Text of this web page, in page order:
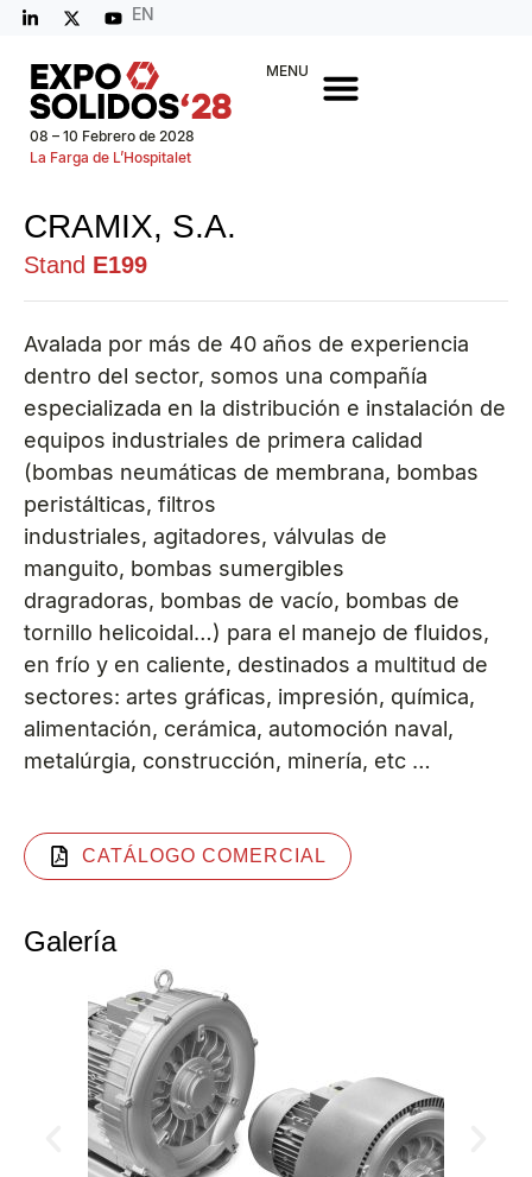
EN
08 – 10 Febrero de 2028
La Farga de L’Hospitalet
MENU
CRAMIX, S.A.
Stand E199
Avalada por más de 40 años de experiencia
dentro del sector, somos una compañía
especializada en la distribución e instalación de
equipos industriales de primera calidad
(bombas neumáticas de membrana, bombas
peristálticas, filtros
industriales, agitadores, válvulas de
manguito, bombas sumergibles
dragradoras, bombas de vacío, bombas de
tornillo helicoidal…) para el manejo de fluidos,
en frío y en caliente, destinados a multitud de
sectores: artes gráficas, impresión, química,
alimentación, cerámica, automoción naval,
metalúrgia, construcción, minería, etc …
CATÁLOGO COMERCIAL
Galería